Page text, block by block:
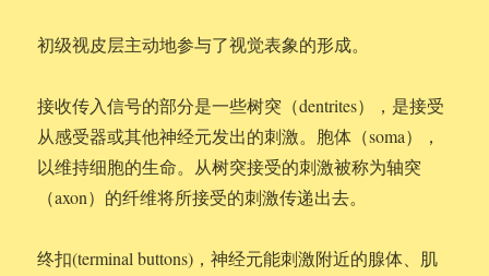
初级视皮层主动地参与了视觉表象的形成。
接收传入信号的部分是一些树突（dentrites），是接受
从感受器或其他神经元发出的刺激。胞体（soma），
以维持细胞的生命。从树突接受的刺激被称为轴突
（axon）的纤维将所接受的刺激传递出去。
终扣(terminal buttons)，神经元能刺激附近的腺体、肌